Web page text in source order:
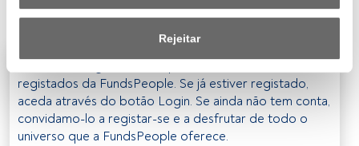
fornecer:
Utilizar dados de localização geográfica precisa. Analisar
ativamente as características do dispositivo para sua
Rejeitar
registados da FundsPeople. Se já estiver registado,
aceda através do botão Login. Se ainda não tem conta,
convidamo-lo a registar-se e a desfrutar de todo o
universo que a FundsPeople oferece.